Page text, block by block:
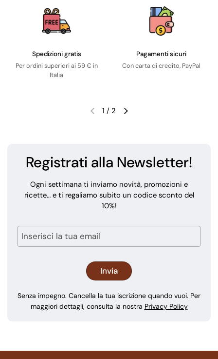
Spedizioni gratis
Per ordini superiori ai 59 € in
Italia
Pagamenti sicuri
Con carta di credito, PayPal
1 / 2
Registrati alla Newsletter!
Ogni settimana ti inviamo novità, promozioni e
ricette… e ti regaliamo subito un codice sconto del
10%!
Senza impegno. Cancella la tua iscrizione quando vuoi. Per
maggiori dettagli, consulta la nostra Privacy Policy